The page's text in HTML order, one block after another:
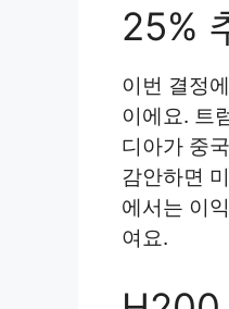
25%
이번 결정
이에요. 트
디아가 중
감안하면
에서는 이
여요.